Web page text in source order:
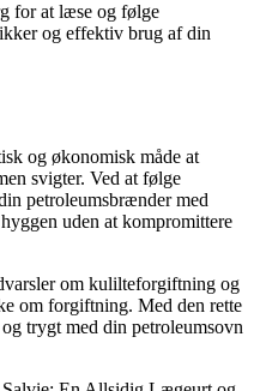
for at læse og følge
og effektiv brug af din
og økonomisk måde at
svigter. Ved at følge
petroleumsbrænder med
uden at kompromittere
om kulilteforgiftning og
om forgiftning. Med den rette
trygt med din petroleumsovn